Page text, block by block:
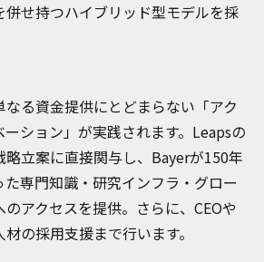
せ持つハイブリッド型モデルを採
る資金提供にとどまらない「アク
ション」が実践されます。Leapsの
略立案に直接関与し、Bayerが150年
専門知識・研究インフラ・グロー
アクセスを提供。さらに、CEOや
の採用支援まで行います。